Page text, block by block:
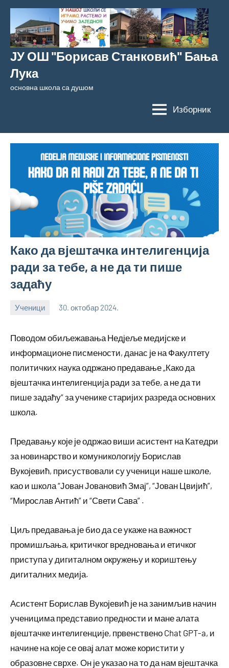
Скочи
садржај
ЈУ ОШ "Борисав Станковић" Бања
Лука
основна школа са душом
Изборник
Како да вјештачка интелигенција
ради за тебе, а не да ти пише
задаћу
Ученици 30. октобар 2024.
bstankovic
Поводом обиљежавања Недјеље медијске и
информационе писмености, данас је на Факултету
политичких наука одржано предавање „Како да
вјештачка интелигенција ради за тебе, а не да ти
пише задаћу“ за ученике старијих разреда основних
школа.
Предавању које је одржао виши асистент на Катедри
за новинарство и комуникологију Борислав
Вукојевић, присуствовали су ученици наше школе,
као и школа “Јован Јовановић Змај”, “Јован Цвијић”,
“Мирослав Антић” и “Свети Сава” .
Циљ предавања је био да се укаже на важност
промишљања, критичког вредновања и етичког
приступа у дигиталном окружењу и кориштењу
дигиталних медија.
Асистент Борислав Вукојевић је на занимљив начин
ученицима представио предности и мане алата
вјештачке интелигенције, првенствено Chat GPT-a, и
начине на које се овај алат може користити у
образовне сврхе. Он је указао на то да нам вјештачка